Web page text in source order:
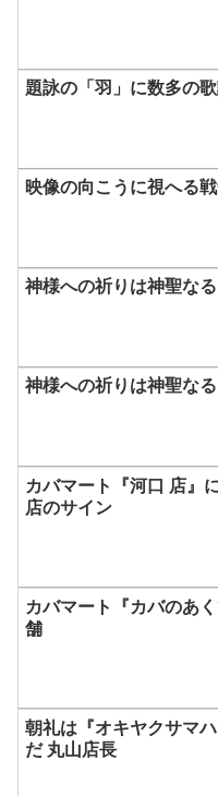
題詠の「羽」に数多の
映像の向こうに視へる
神様への祈りは神聖な
神様への祈りは神聖な
カバマート『河口 店』
店のサイン
カバマート『カバのあ
舗
朝礼は『オキヤクサマ
だ 丸山店長